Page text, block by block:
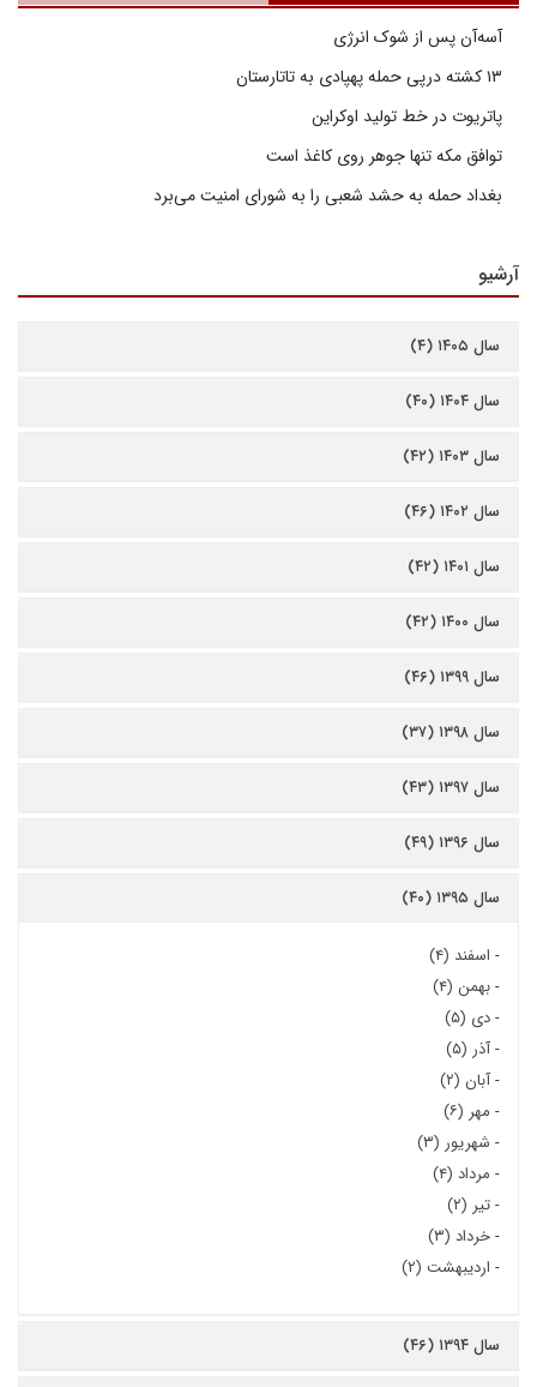
آسه‌آن پس از شوک انرژی
پاتریوت در خط تولید اوکراین
توافق مکه تنها جوهر روی کاغذ است
بغداد حمله به حشد شعبی را به شورای امنیت می‌برد
آرشیو
سال ۱۴۰۵ (۴)
سال ۱۴۰۴ (۴۰)
سال ۱۴۰۳ (۴۲)
سال ۱۴۰۲ (۴۶)
سال ۱۴۰۱ (۴۲)
سال ۱۴۰۰ (۴۲)
سال ۱۳۹۹ (۴۶)
سال ۱۳۹۸ (۳۷)
سال ۱۳۹۷ (۴۳)
سال ۱۳۹۶ (۴۹)
سال ۱۳۹۵ (۴۰)
- اسفند (۴)
-بهمن (۴)
-دی (۵)
-آذر (۵)
-آبان (۲)
- مهر (۶)
- شهریور (۳)
- مرداد (۴)
-تیر (۲)
-خرداد (۳)
- اردیبهشت (۲)
سال ۱۳۹۴ (۴۶)